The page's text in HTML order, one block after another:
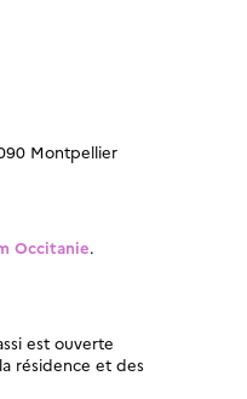
Montpellier
Occitanie.
est ouverte
résidence et des